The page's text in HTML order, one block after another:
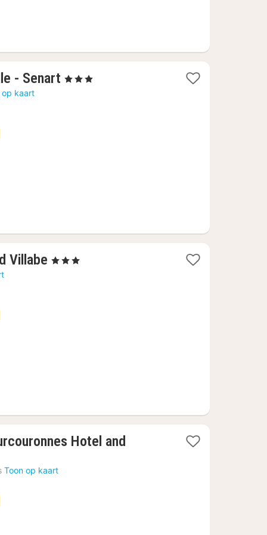
- Senart 1
, 3 Sterren
op kaart
Villabe 1
, 3 Sterren
Hotel and
Toon op kaart